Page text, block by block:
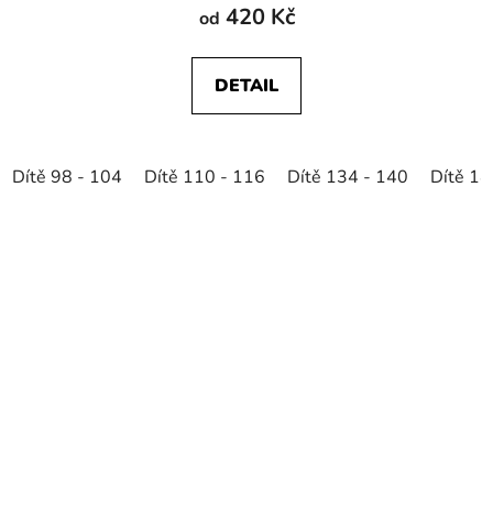
od 420 Kč
DETAIL
Dítě 98 - 104 Dítě 110 - 116 Dítě 134 - 140 Dítě